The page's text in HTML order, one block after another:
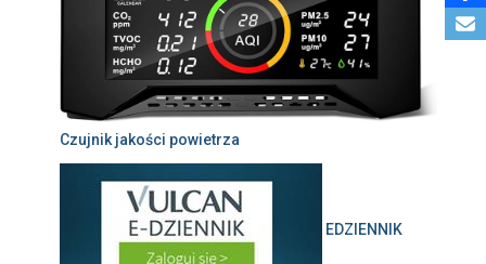
Czujnik jakości powietrza
EDZIENNIK